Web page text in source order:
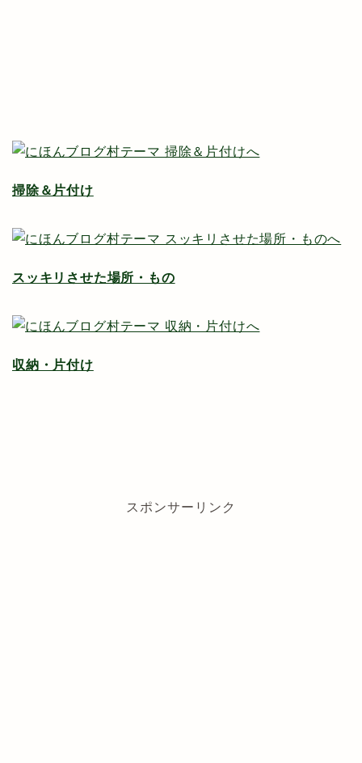
掃除＆片付け
スッキリさせた場所・もの
収納・片付け
スポンサーリンク